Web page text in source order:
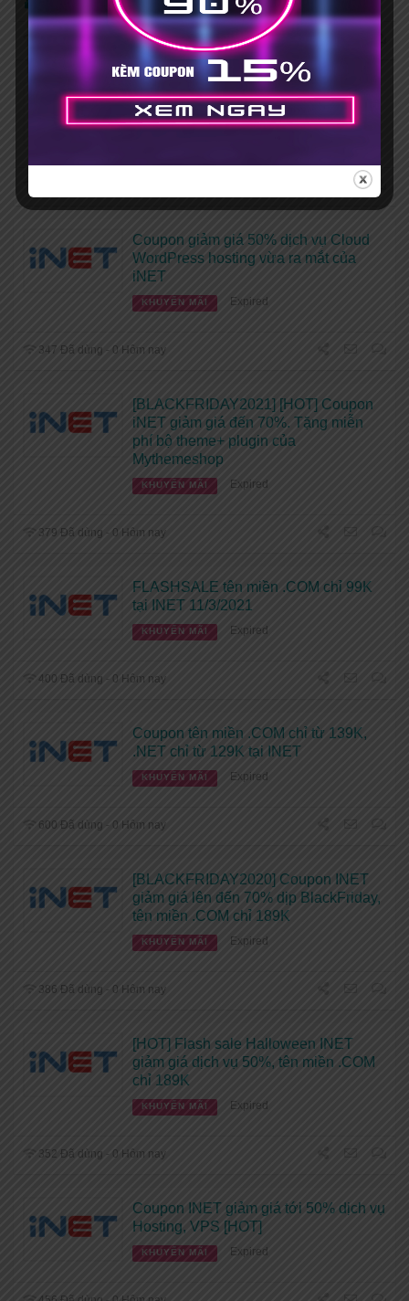
Mã giảm giá HOT
418 Đã dùng - 0 Hôm nay
Coupon giảm giá lên đến 50% nhân
dịp sinh nhật lần thứ 17 của INET
Coupon giảm giá 50% dịch vụ Cloud
WordPress hosting vừa ra mắt của
iNET
KHUYẾN MÃI Expired
347 Đã dùng - 0 Hôm nay
[BLACKFRIDAY2021] [HOT] Coupon
iNET giảm giá đến 70%. Tặng miễn
phí bộ theme+ plugin của
Mythemeshop
KHUYẾN MÃI Expired
379 Đã dùng - 0 Hôm nay
FLASHSALE tên miền .COM chỉ 99K
tại INET 11/3/2021
KHUYẾN MÃI Expired
400 Đã dùng - 0 Hôm nay
Coupon tên miền .COM chỉ từ 139K,
.NET chỉ từ 129K tại INET
KHUYẾN MÃI Expired
600 Đã dùng - 0 Hôm nay
[BLACKFRIDAY2020] Coupon INET
giảm giá lên đến 70% dịp BlackFriday,
tên miền .COM chỉ 189K
KHUYẾN MÃI Expired
386 Đã dùng - 0 Hôm nay
[HOT] Flash sale Halloween INET
giảm giá dịch vụ 50%, tên miền .COM
chỉ 189K
KHUYẾN MÃI Expired
352 Đã dùng - 0 Hôm nay
Coupon INET giảm giá tới 50% dịch vụ
Hosting, VPS [HOT]
KHUYẾN MÃI Expired